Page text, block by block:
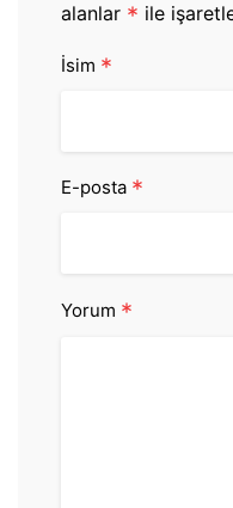
alanlar * ile
İsim *
E-posta *
Yorum *